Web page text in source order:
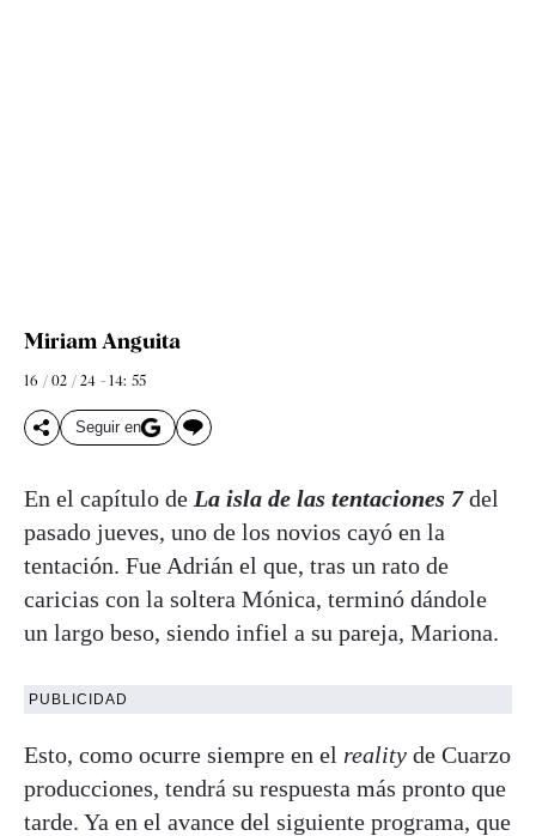
Miriam Anguita
16 / 02 / 24 - 14: 55
Seguir en
En el capítulo de La isla de las tentaciones 7 del
pasado jueves, uno de los novios cayó en la
tentación. Fue Adrián el que, tras un rato de
caricias con la soltera Mónica, terminó dándole
un largo beso, siendo infiel a su pareja, Mariona.
PUBLICIDAD
Esto, como ocurre siempre en el reality de Cuarzo
producciones, tendrá su respuesta más pronto que
tarde. Ya en el avance del siguiente programa, que